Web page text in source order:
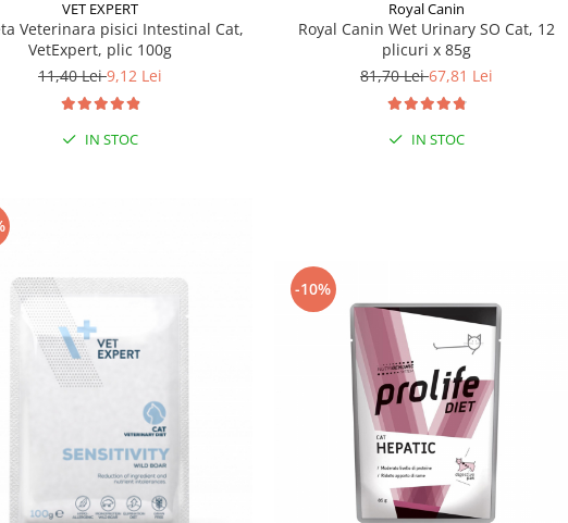
VET EXPERT
Veterinara pisici Intestinal Cat,
VetExpert, plic 100g
11,40 Lei9,12 Lei
IN STOC
Royal Canin
Royal Canin Wet Urinary SO Cat, 12
plicuri x 85g
81,70 Lei67,81 Lei
IN STOC
-10%